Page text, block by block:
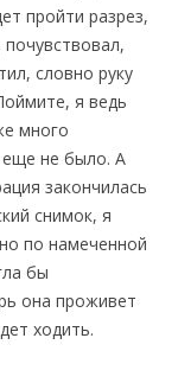
пройти разрез,
словно руку
я ведь
много
еще не было. А
закончилась
снимок, я
по намеченной
бы
она проживет
ходить.